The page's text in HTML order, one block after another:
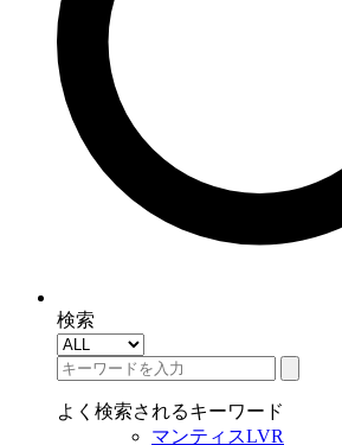
検索
よく検索されるキーワード
マンティスLVR